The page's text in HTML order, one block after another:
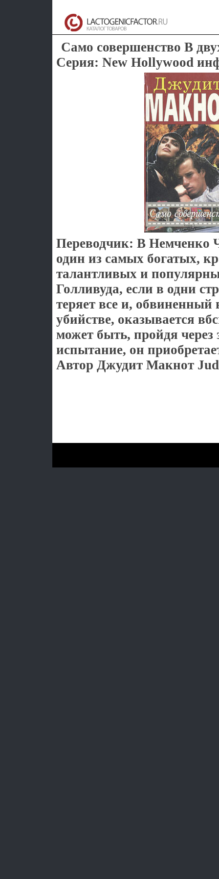
Само совершенство В
Серия: New Hollywood
Переводчик: В Немченко
один из самых богатых,
талантливых и
Голливуда, если в одни
теряет все и, обвиненный
убийстве, оказывается
может быть, пройдя через
испытание, он
Автор Джудит Макнот